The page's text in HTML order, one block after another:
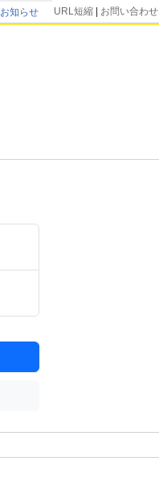
お知らせ URL短縮 お問い合わせ